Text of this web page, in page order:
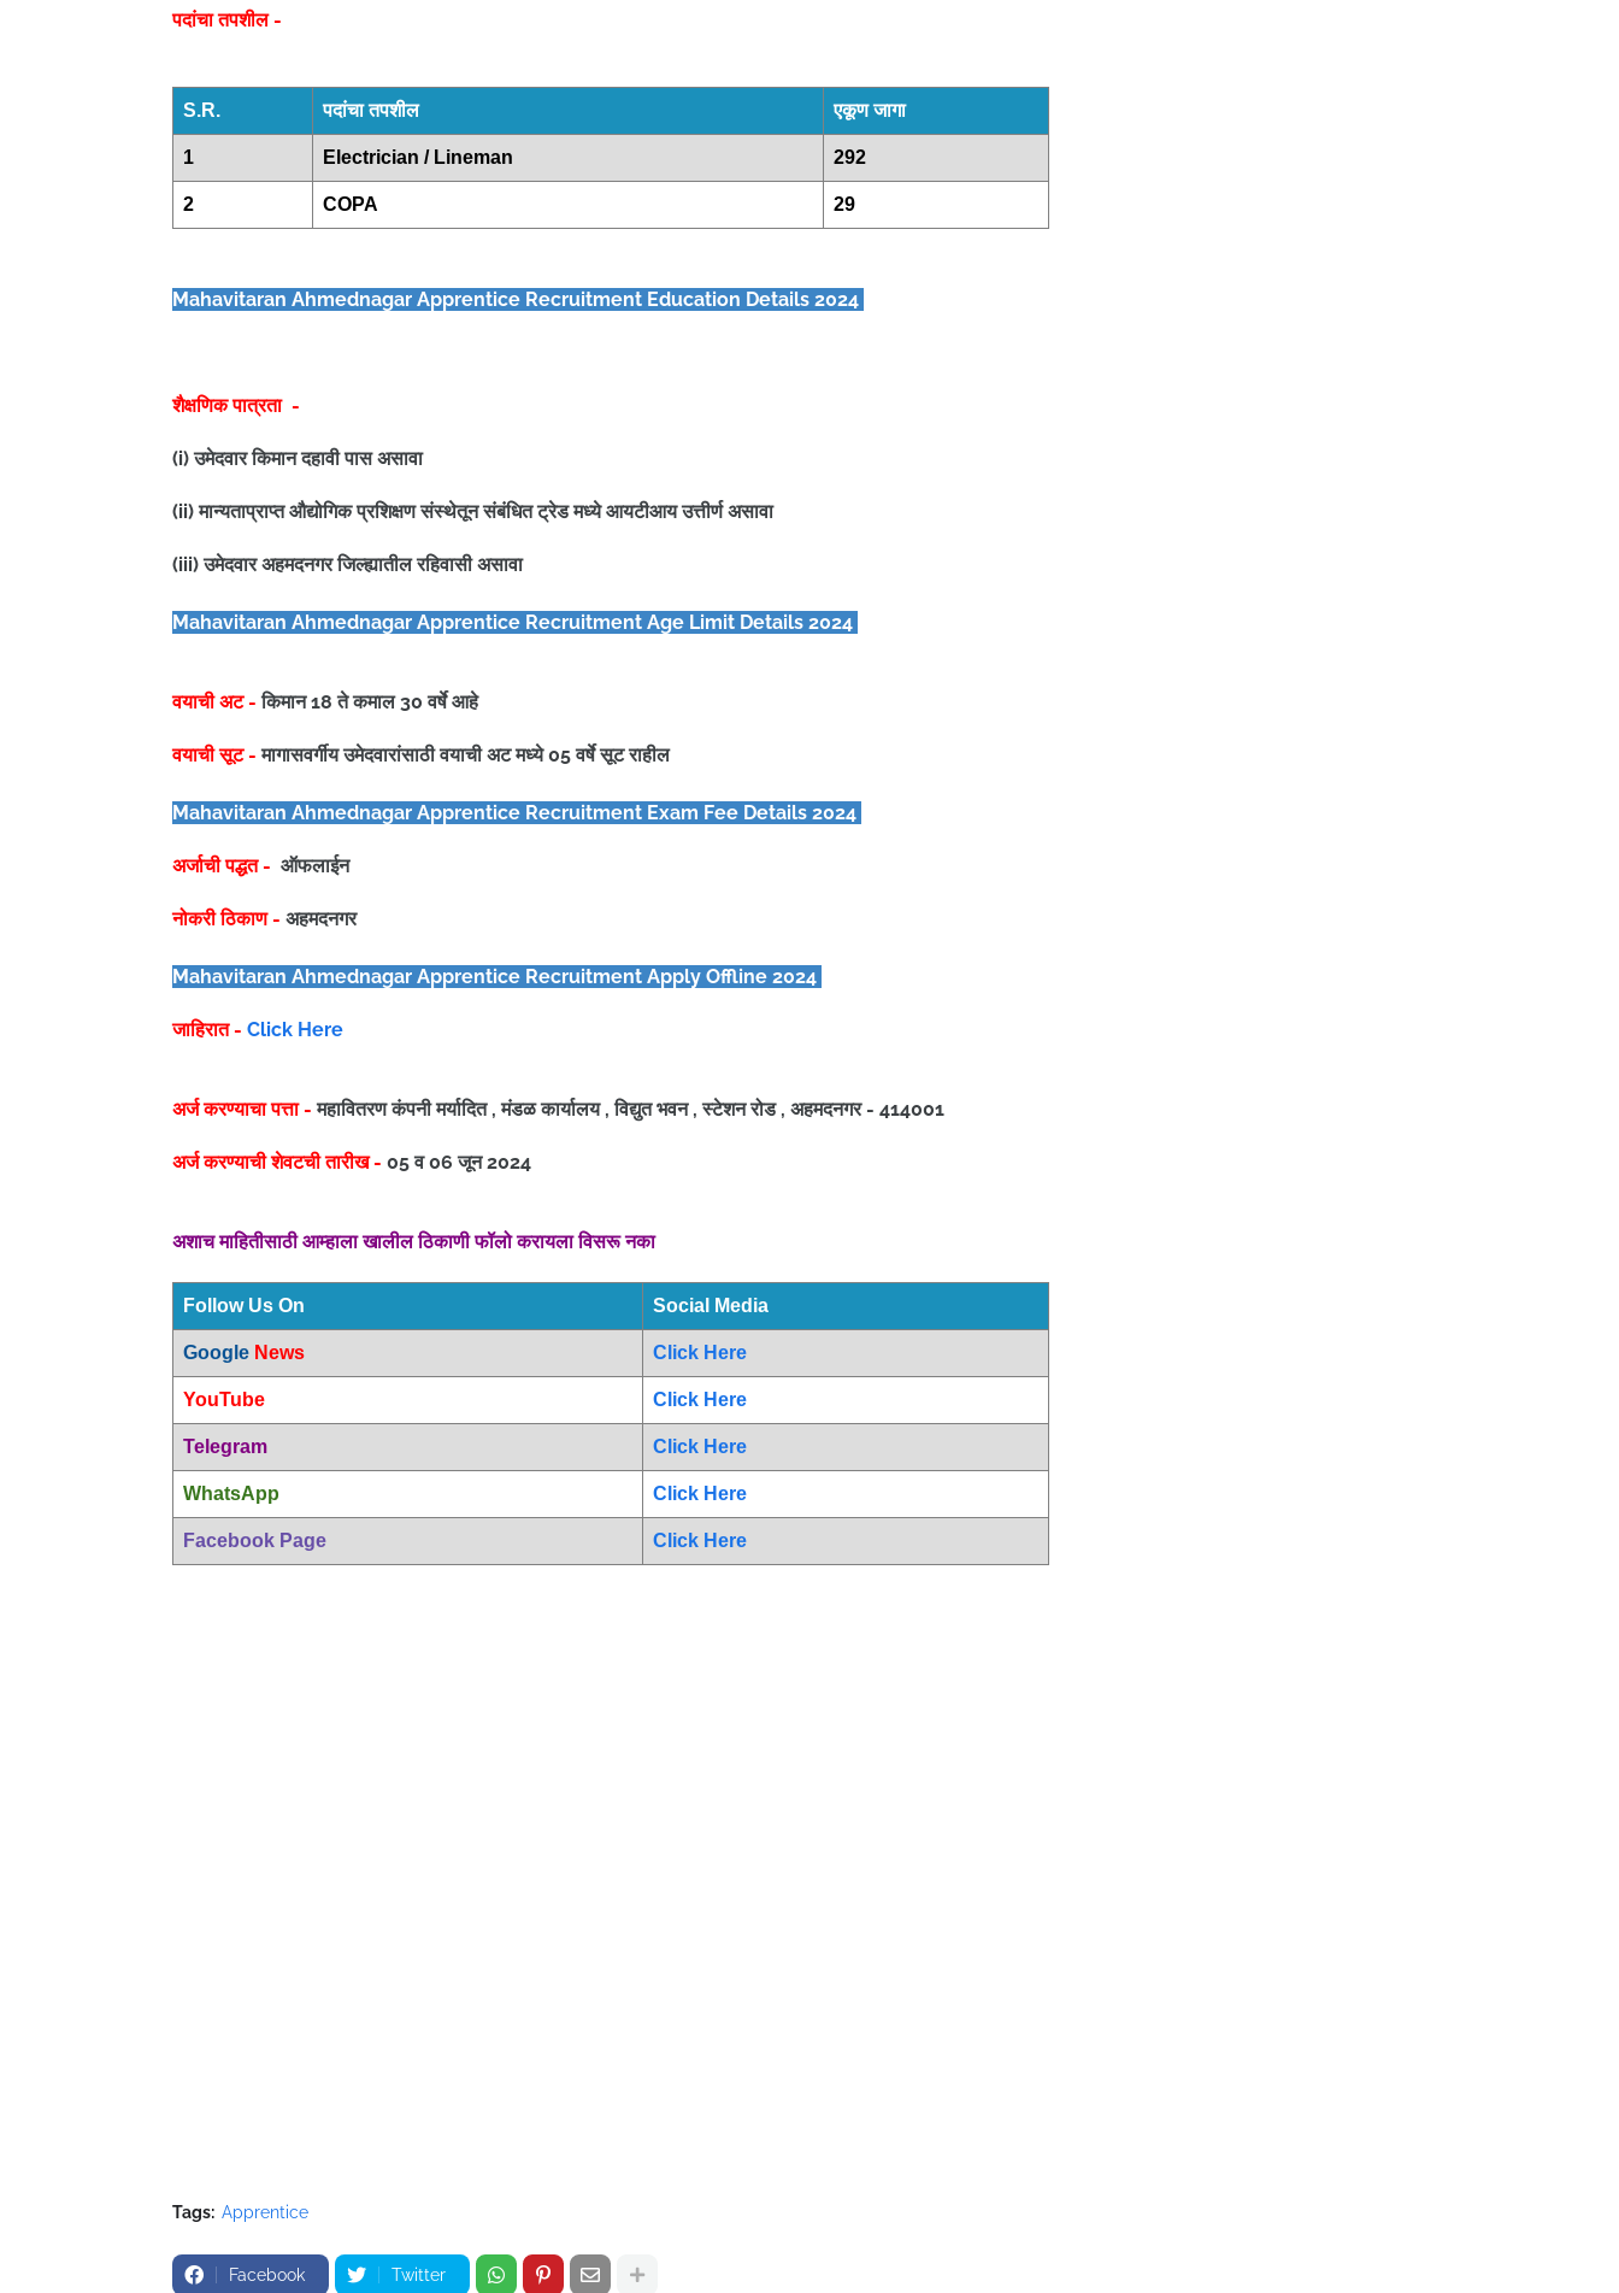
पदांचा तपशील -
S.R. पदांचा तपशील एकूण जागा
1 Electrician / Lineman 292
2 COPA 29
Mahavitaran Ahmednagar Apprentice Recruitment Education Details 2024
शैक्षणिक पात्रता -
(i) उमेदवार किमान दहावी पास असावा
(ii) मान्यताप्राप्त औद्योगिक प्रशिक्षण संस्थेतून संबंधित ट्रेड मध्ये आयटीआय उत्तीर्ण असावा
(iii) उमेदवार अहमदनगर जिल्ह्यातील रहिवासी असावा
Mahavitaran Ahmednagar Apprentice Recruitment Age Limit Details 2024
वयाची अट - किमान 18 ते कमाल 30 वर्षे आहे
वयाची सूट - मागासवर्गीय उमेदवारांसाठी वयाची अट मध्ये 05वर्षे सूट राहील
Mahavitaran Ahmednagar Apprentice Recruitment Exam Fee Details 2024
अर्जाची पद्धत - ऑफलाईन
नोकरी ठिकाण - अहमदनगर
Mahavitaran Ahmednagar Apprentice Recruitment Apply Offline 2024
जाहिरात - Click Here
अर्ज करण्याचा पत्ता - महावितरण कंपनी मर्यादित , मंडळ कार्यालय , विद्युत भवन , स्टेशन रोड , अहमदनगर - 414001
अर्ज करण्याची शेवटची तारीख - 05 व 06 जून 2024
अशाच माहितीसाठी आम्हाला खालील ठिकाणी फॉलो करायला विसरू नका
Follow Us On Social Media
Google News Click Here
YouTube Click Here
Telegram Click Here
WhatsApp Click Here
Facebook Page Click Here
Tags: Apprentice
Facebook Twitter